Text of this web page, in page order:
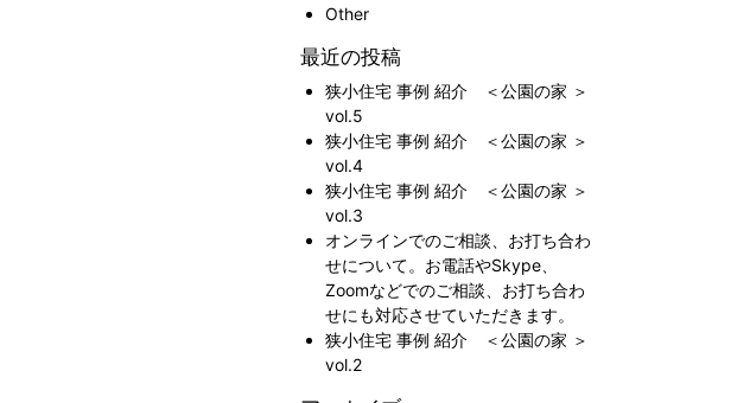
Other
最近の投稿
狭小住宅 事例 紹介 ＜公園の家 ＞
vol.5
狭小住宅 事例 紹介 ＜公園の家 ＞
vol.4
狭小住宅 事例 紹介 ＜公園の家 ＞
vol.3
オンラインでのご相談、お打ち合わ
せについて。お電話やSkype、
Zoomなどでのご相談、お打ち合わ
せにも対応させていただきます。
狭小住宅 事例 紹介 ＜公園の家 ＞
vol.2